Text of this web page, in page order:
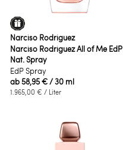
Narciso Rodriguez
Narciso Rodriguez All of Me EdP
Nat. Spray
EdP Spray
ab58,95 €/ 30 ml
1.965,00 € / Liter